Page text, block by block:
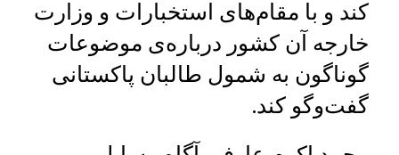
کند و با مقام‌های استخبارات و وزارت
خارجه آن کشور درباره‌ی موضوعات
گوناگون به شمول طالبان پاکستانی
گفت‌وگو کند.